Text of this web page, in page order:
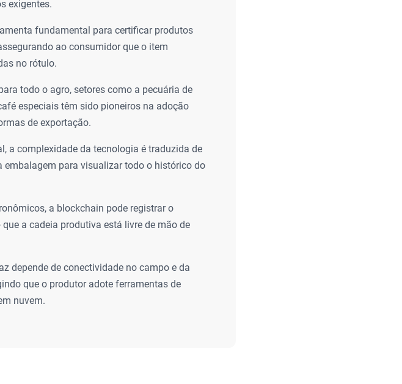
exigentes.
fundamental para certificar produtos
ao consumidor que o item
no rótulo.
todo o agro, setores como a pecuária de
especiais têm sido pioneiros na adoção
de exportação.
a complexidade da tecnologia é traduzida de
para visualizar todo o histórico do
a blockchain pode registrar o
a cadeia produtiva está livre de mão de
depende de conectividade no campo e da
que o produtor adote ferramentas de
nuvem.